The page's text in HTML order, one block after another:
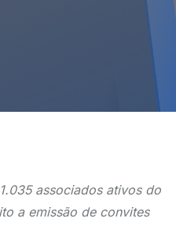
associados ativos do
a emissão de convites